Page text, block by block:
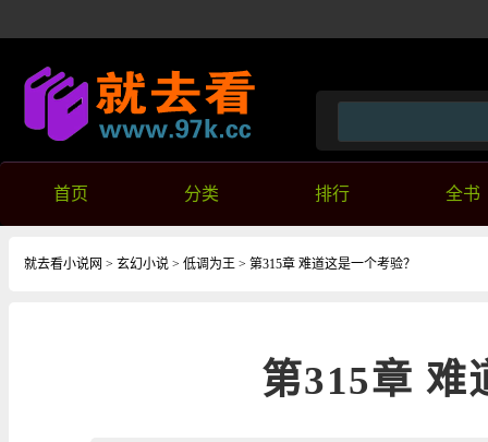
首页 分类 排行 全书
就去看小说网 > 玄幻小说 > 低调为王 > 第315章 难道这是一个考验？
第315章 难